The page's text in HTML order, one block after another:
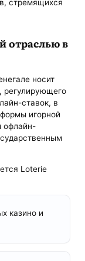
стремящихся
отраслью в
носит
регулирующего
ставок, в
игорной
офлайн-
Loterie
казино и